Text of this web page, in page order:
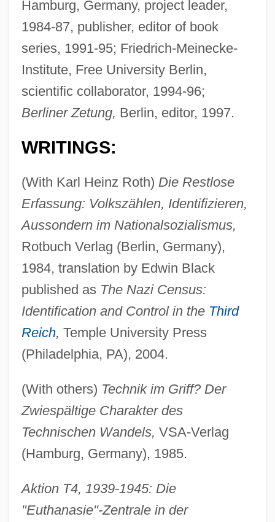
Hamburg, Germany, project leader,
1984-87, publisher, editor of book
series, 1991-95; Friedrich-Meinecke-
Institute, Free University Berlin,
scientific collaborator, 1994-96;
Berliner Zetung, Berlin, editor, 1997.
WRITINGS:
(With Karl Heinz Roth) Die Restlose
Erfassung: Volkszählen, Identifizieren,
Aussondern im Nationalsozialismus,
Rotbuch Verlag (Berlin, Germany),
1984, translation by Edwin Black
published as The Nazi Census:
Identification and Control in the Third
Reich, Temple University Press
(Philadelphia, PA), 2004.
(With others) Technik im Griff? Der
Zwiespältige Charakter des
Technischen Wandels, VSA-Verlag
(Hamburg, Germany), 1985.
Aktion T4, 1939-1945: Die
"Euthanasie"-Zentrale in der